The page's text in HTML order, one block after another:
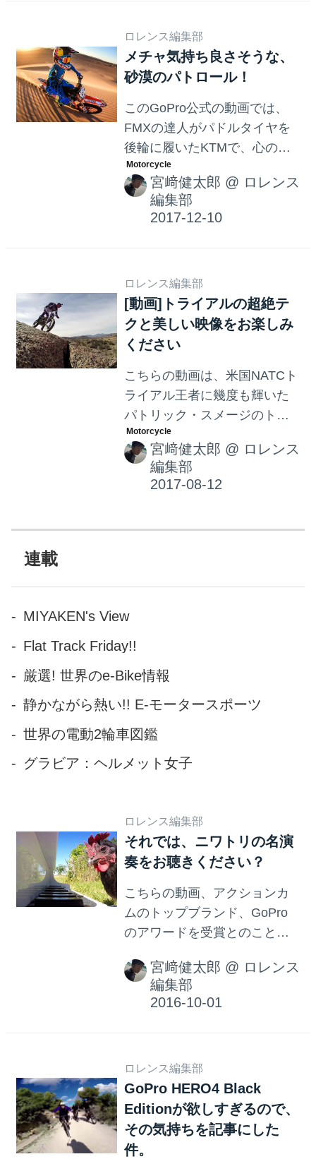
て首位でゴールするまでの、
スリリングなムービーをお楽
しみください！
ロレンス編集部
メチャ気持ち良さそうな、
砂漠のパトロール！
このGoPro公式の動画では、
FMXの達人がパドルタイヤを
後輪に履いたKTMで、心のお
もむくままに広大な砂漠を走
り回るシーンがおさめられて
ます。とてもキレイで爽快な
動画なので、ぜひご覧くださ
宮﨑健太郎 @ ロレンス
編集部
ロレンス編集部
[動画]トライアルの超絶テ
クと美しい映像をお楽しみ
ください
こちらの動画は、米国NATCト
ライアル王者に幾度も輝いた
パトリック・スメージのトラ
イアルデモ映像です。機材を
工夫した美しい映像で、トラ
イアルに興味がない方でも楽
しめるムービーに仕上がって
宮﨑健太郎 @ ロレンス
編集部
連載
MIYAKEN's View
Flat Track Friday!!
厳選! 世界のe-Bike情報
静かながら熱い!! E-モータースポーツ
世界の電動2輪車図鑑
グラビア：ヘルメット女子
ロレンス編集部
それでは、ニワトリの名演
奏をお聴きください？
こちらの動画、アクションカ
ムのトップブランド、GoPro
のアワードを受賞とのことで
デな車載カメラのアクション
映像なんかを想像しますが、
これはほのぼのしていて和み
宮﨑健太郎 @ ロレンス
編集部
ロレンス編集部
GoPro HERO4 Black
Editionが欲しすぎるので、
その気持ちを記事にした
件。